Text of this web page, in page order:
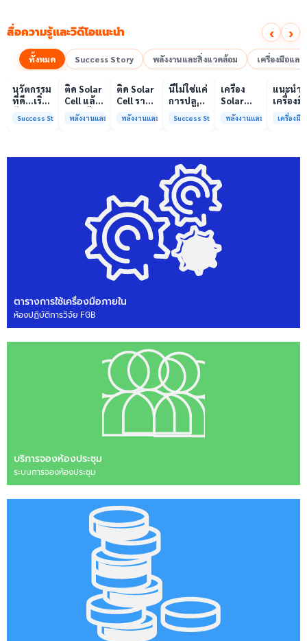
สื่อความรู้และวิดีโอแนะนำ ‹ ›
ทั้งหมด Success Story พลังงานและสิ่งแวดล้อม เครื่องมือแล
เล่นวิดีโอ
00:10
นวัตกรรม
ที่ดี…เริ่ม
ความร่วม
Success Story
เล่นวิดีโอ
00:10
ติด Solar
Cell แล้ว
ลดค่าไฟ
ได้จริง
พลังงานและสิ่งแวดล้อม
00:08
ติด Solar
Cell ราคา
แพง แต่
ค่าไฟ
พลังงานและสิ่งแวดล้อม
เล่นวิดีโอ
นี่ไม่ใช่แค่
การปลูก
คือการ
ให้ป่า
ต้นน้ำและ
ชุมชน
Success Story
เครื่อง
Solar
Simulator
มาตรฐาน
รับรอง
ISO/IEC17025
บริการ
พลังงานและสิ่งแวดล้อม
เล่
01:00
แนะนำ
เครื่องมื
วิเคราะ
ทดสอบ
การกลา
เครื่องมื
ตารางการใช้เครื่องมือภายใน
ห้องปฏิบัติการวิจัย FGB
บริการจองห้องประชุม
ระบบการจองห้องประชุม